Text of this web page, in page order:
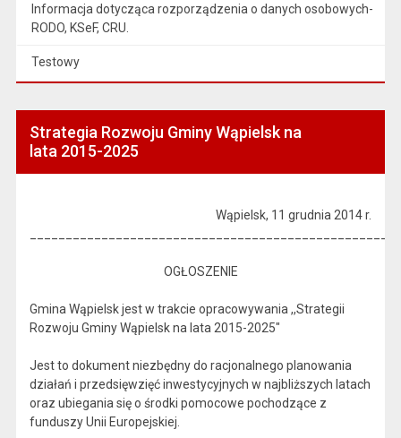
Informacja dotycząca rozporządzenia o danych osobowych-
RODO, KSeF, CRU.
Testowy
Strategia Rozwoju Gminy Wąpielsk na
lata 2015-2025
Wąpielsk, 11 grudnia 2014 r.
OGŁOSZENIE
Gmina Wąpielsk jest w trakcie opracowywania ,,Strategii
Rozwoju Gminy Wąpielsk na lata 2015-2025"
Jest to dokument niezbędny do racjonalnego planowania
działań i przedsięwzięć inwestycyjnych w najbliższych latach
oraz ubiegania się o środki pomocowe pochodzące z
funduszy Unii Europejskiej.